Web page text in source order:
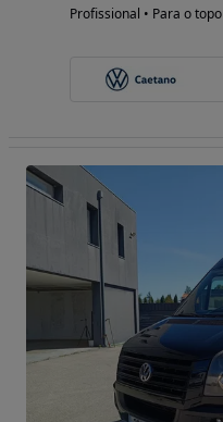
Profissional • Para o topo